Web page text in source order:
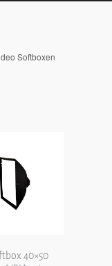
Softboxen
40×50